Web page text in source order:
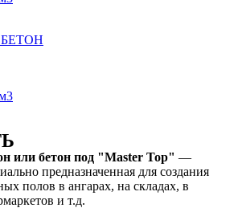
или бетон под "Master Top" —
предназначенная для создания
полов в ангарах, на складах, в
и т.д.